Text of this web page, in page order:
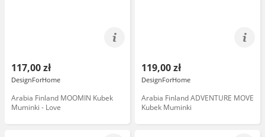
117,00 zł
DesignForHome
Arabia Finland MOOMIN Kubek
Muminki - Love
119,00 zł
DesignForHome
Arabia Finland ADVENTURE MOVE
Kubek Muminki